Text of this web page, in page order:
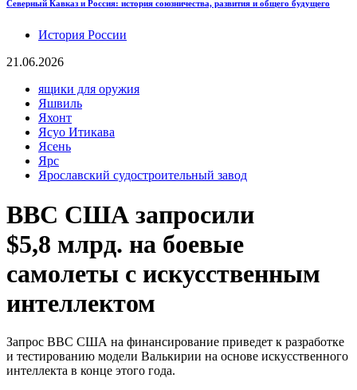
Северный Кавказ и Россия: история союзничества, развития и общего будущего
История России
21.06.2026
ящики для оружия
Яшвиль
Яхонт
Ясуо Итикава
Ясень
Ярс
Ярославский судостроительный завод
ВВС США запросили
$5,8 млрд. на боевые
самолеты с искусственным
интеллектом
Запрос ВВС США на финансирование приведет к разработке
и тестированию модели Валькирии на основе искусственного
интеллекта в конце этого года.